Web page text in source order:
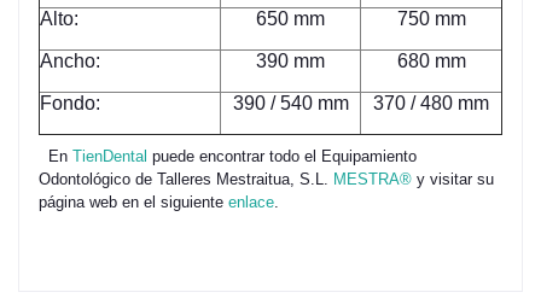
Alto: 650 mm 750 mm
Ancho: 390 mm 680 mm
Fondo: 390 / 540 mm 370 / 480 mm
En TienDental puede encontrar todo el Equipamiento
Odontológico de Talleres Mestraitua, S.L. MESTRA® y visitar su
página web en el siguiente enlace